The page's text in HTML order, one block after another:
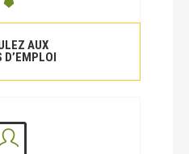
AUX
D’EMPLOI